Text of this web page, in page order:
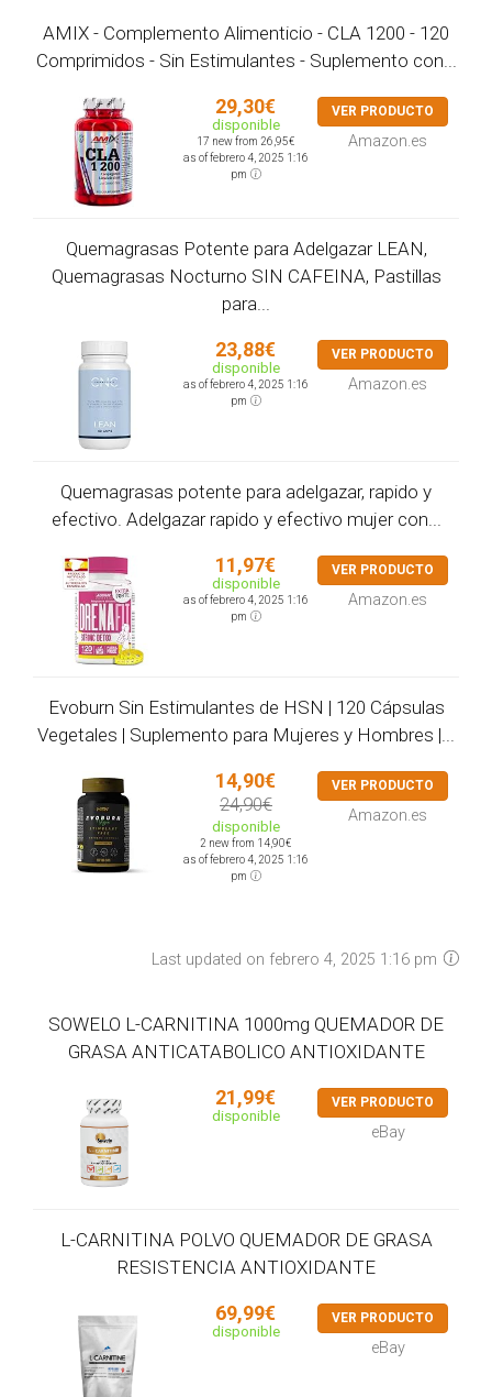
AMIX - Complemento Alimenticio - CLA 1200 - 120
Comprimidos - Sin Estimulantes - Suplemento con...
29,30€
disponible
17 new from 26,95€
as of febrero 4, 2025 1:16
pm
VER PRODUCTO
Amazon.es
Quemagrasas Potente para Adelgazar LEAN,
Quemagrasas Nocturno SIN CAFEINA, Pastillas
para...
23,88€
disponible
as of febrero 4, 2025 1:16
pm
VER PRODUCTO
Amazon.es
Quemagrasas potente para adelgazar, rapido y
efectivo. Adelgazar rapido y efectivo mujer con...
11,97€
disponible
as of febrero 4, 2025 1:16
pm
VER PRODUCTO
Amazon.es
Evoburn Sin Estimulantes de HSN | 120 Cápsulas
Vegetales | Suplemento para Mujeres y Hombres |...
14,90€
24,90€
disponible
2 new from 14,90€
as of febrero 4, 2025 1:16
pm
VER PRODUCTO
Amazon.es
Last updated on febrero 4, 2025 1:16 pm
SOWELO L-CARNITINA 1000mg QUEMADOR DE
GRASA ANTICATABOLICO ANTIOXIDANTE
21,99€
disponible
VER PRODUCTO
eBay
L-CARNITINA POLVO QUEMADOR DE GRASA
RESISTENCIA ANTIOXIDANTE
69,99€
disponible
VER PRODUCTO
eBay